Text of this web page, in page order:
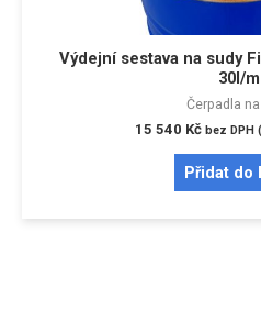
Výdejní sestava na sudy
30l/
Čerpadla
15 540 Kč bez DPH (
Přidat do